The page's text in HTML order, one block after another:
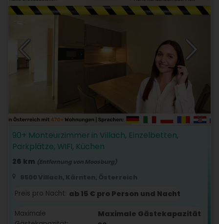
90+ Monteurzimmer in Villach, Einzelbetten,
Parkplätze, WIFI, Küchen
26 km (Entfernung von Moosburg)
9500 Villach, Kärnten, Österreich
Preis pro Nacht: ab 15 € pro Person und Nacht
Maximale
Maximale Gästekapazität